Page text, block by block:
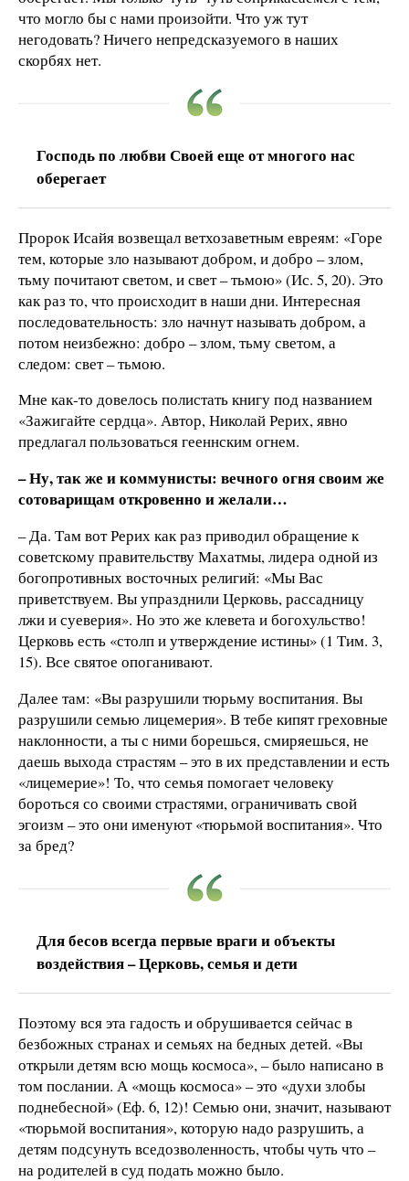
что могло бы с нами произойти. Что уж тут
негодовать? Ничего непредсказуемого в наших
скорбях нет.
Господь по любви Своей еще от многого нас
оберегает
Пророк Исайя возвещал ветхозаветным евреям: «Горе
тем, которые зло называют добром, и добро – злом,
тьму почитают светом, и свет – тьмою» (Ис. 5, 20). Это
как раз то, что происходит в наши дни. Интересная
последовательность: зло начнут называть добром, а
потом неизбежно: добро – злом, тьму светом, а
следом: свет – тьмою.
Мне как-то довелось полистать книгу под названием
«Зажигайте сердца». Автор, Николай Рерих, явно
предлагал пользоваться гееннским огнем.
– Ну, так же и коммунисты: вечного огня своим же
сотоварищам откровенно и желали…
– Да. Там вот Рерих как раз приводил обращение к
советскому правительству Махатмы, лидера одной из
богопротивных восточных религий: «Мы Вас
приветствуем. Вы упразднили Церковь, рассадницу
лжи и суеверия». Но это же клевета и богохульство!
Церковь есть «столп и утверждение истины» (1 Тим. 3,
15). Все святое опоганивают.
Далее там: «Вы разрушили тюрьму воспитания. Вы
разрушили семью лицемерия». В тебе кипят греховные
наклонности, а ты с ними борешься, смиряешься, не
даешь выхода страстям – это в их представлении и есть
«лицемерие»! То, что семья помогает человеку
бороться со своими страстями, ограничивать свой
эгоизм – это они именуют «тюрьмой воспитания». Что
за бред?
Для бесов всегда первые враги и объекты
воздействия – Церковь, семья и дети
Поэтому вся эта гадость и обрушивается сейчас в
безбожных странах и семьях на бедных детей. «Вы
открыли детям всю мощь космоса», – было написано в
том послании. А «мощь космоса» – это «духи злобы
поднебесной» (Еф. 6, 12)! Семью они, значит, называют
«тюрьмой воспитания», которую надо разрушить, а
детям подсунуть вседозволенность, чтобы чуть что –
на родителей в суд подать можно было.